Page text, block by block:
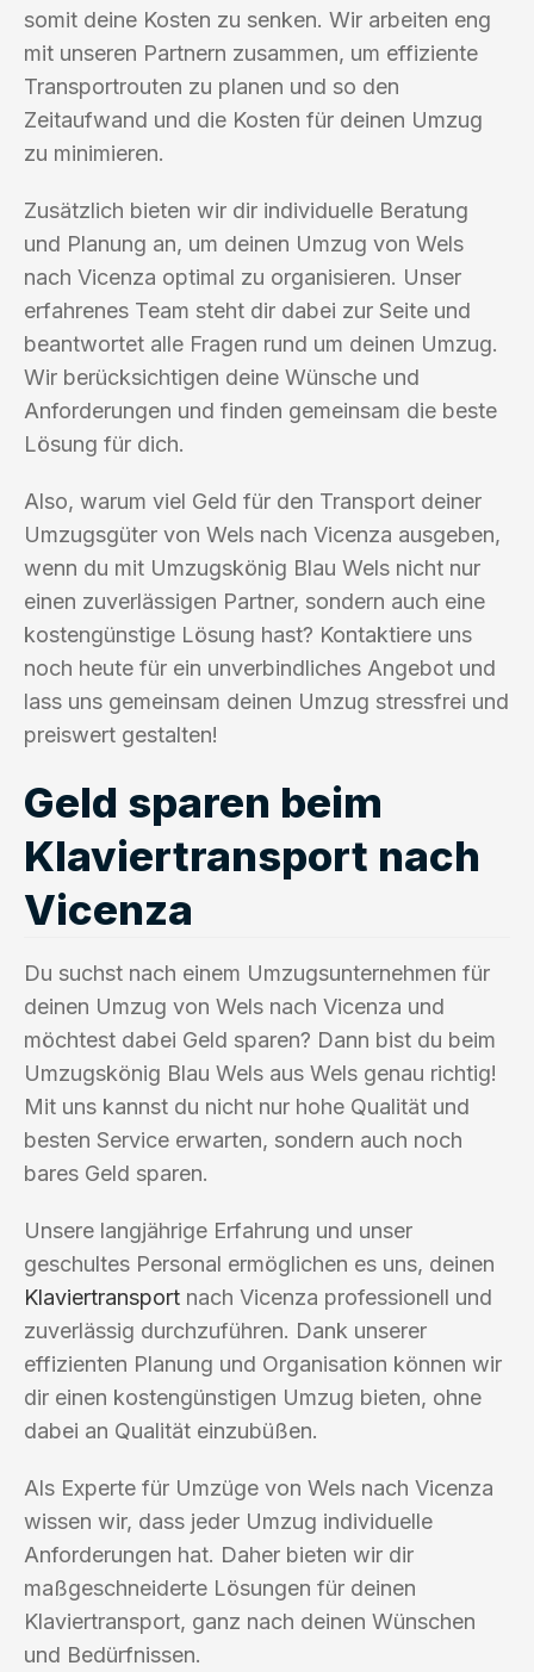
somit deine Kosten zu senken. Wir arbeiten eng
mit unseren Partnern zusammen, um effiziente
Transportrouten zu planen und so den
Zeitaufwand und die Kosten für deinen Umzug
zu minimieren.
Zusätzlich bieten wir dir individuelle Beratung
und Planung an, um deinen Umzug von Wels
nach Vicenza optimal zu organisieren. Unser
erfahrenes Team steht dir dabei zur Seite und
beantwortet alle Fragen rund um deinen Umzug.
Wir berücksichtigen deine Wünsche und
Anforderungen und finden gemeinsam die beste
Lösung für dich.
Also, warum viel Geld für den Transport deiner
Umzugsgüter von Wels nach Vicenza ausgeben,
wenn du mit Umzugskönig Blau Wels nicht nur
einen zuverlässigen Partner, sondern auch eine
kostengünstige Lösung hast? Kontaktiere uns
noch heute für ein unverbindliches Angebot und
lass uns gemeinsam deinen Umzug stressfrei und
preiswert gestalten!
Geld sparen beim
Klaviertransport nach
Vicenza
Du suchst nach einem Umzugsunternehmen für
deinen Umzug von Wels nach Vicenza und
möchtest dabei Geld sparen? Dann bist du beim
Umzugskönig Blau Wels aus Wels genau richtig!
Mit uns kannst du nicht nur hohe Qualität und
besten Service erwarten, sondern auch noch
bares Geld sparen.
Unsere langjährige Erfahrung und unser
geschultes Personal ermöglichen es uns, deinen
Klaviertransport nach Vicenza professionell und
zuverlässig durchzuführen. Dank unserer
effizienten Planung und Organisation können wir
dir einen kostengünstigen Umzug bieten, ohne
dabei an Qualität einzubüßen.
Als Experte für Umzüge von Wels nach Vicenza
wissen wir, dass jeder Umzug individuelle
Anforderungen hat. Daher bieten wir dir
maßgeschneiderte Lösungen für deinen
Klaviertransport, ganz nach deinen Wünschen
und Bedürfnissen.